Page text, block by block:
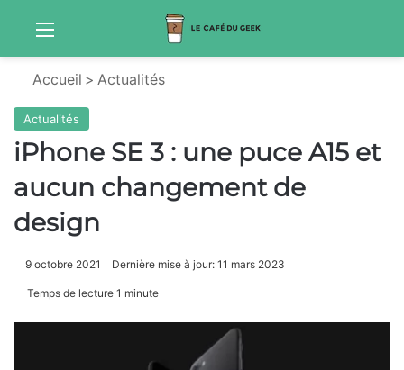
Menu
Accueil > Actualités
Actualités
iPhone SE 3 : une puce A15 et
aucun changement de
design
9 octobre 2021 Dernière mise à jour: 11 mars 2023
Temps de lecture 1 minute